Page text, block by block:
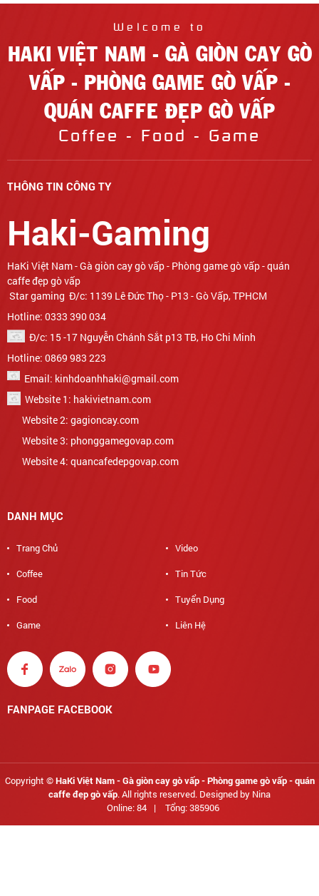
Welcome to
HAKI VIỆT NAM - GÀ GIÒN CAY GÒ
VẤP - PHÒNG GAME GÒ VẤP -
QUÁN CAFFE ĐẸP GÒ VẤP
Coffee - Food - Game
THÔNG TIN CÔNG TY
Haki-Gaming
Star gaming Đ/c: 1139 Lê Đức Thọ - P13 - Gò Vấp, TPHCM
Hotline: 0333 390 034
Đ/c: 15 -17 Nguyễn Chánh Sắt p13 TB, Ho Chi Minh
Hotline: 0869 983 223
Email: kinhdoanhhaki@gmail.com
Website 1: hakivietnam.com
Website 2: gagioncay.com
Website 3: phonggamegovap.com
Website 4: quancafedepgovap.com
DANH MỤC
Trang Chủ
Video
Coffee
Tin Tức
Food
Tuyển Dụng
Game
Liên Hệ
FANPAGE FACEBOOK
Copyright ©HaKi Việt Nam - Gà giòn cay gò vấp - Phòng game gò vấp - quán
caffe đẹp gò vấp. All rights reserved. Designed by Nina
Online: 84
| Tổng: 385906